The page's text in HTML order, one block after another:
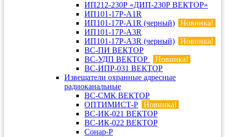
ИП212-230Р «ДИП-230Р ВЕКТОР»
ИП101-17Р-A1R
ИП101-17Р-A1R (черный)
Новинка!
ИП101-17Р-A3R
ИП101-17Р-A3R (черный)
Новинка!
ВС-ПИ ВЕКТОР
ВС-УДП ВЕКТОР
Новинка!
ВС-ИПР-031 ВЕКТОР
Извещатели охранные адресные
радиоканальные
ВС-СМК ВЕКТОР
ОПТИМИСТ-Р
Новинка!
ВС-ИК-021 ВЕКТОР
ВС-ИК-022 ВЕКТОР
Сонар-Р